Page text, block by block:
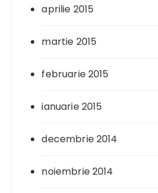
aprilie 2015
martie 2015
februarie 2015
ianuarie 2015
decembrie 2014
noiembrie 2014